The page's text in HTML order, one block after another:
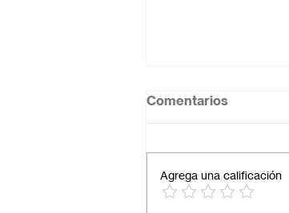
Comentarios
Agrega una calificación